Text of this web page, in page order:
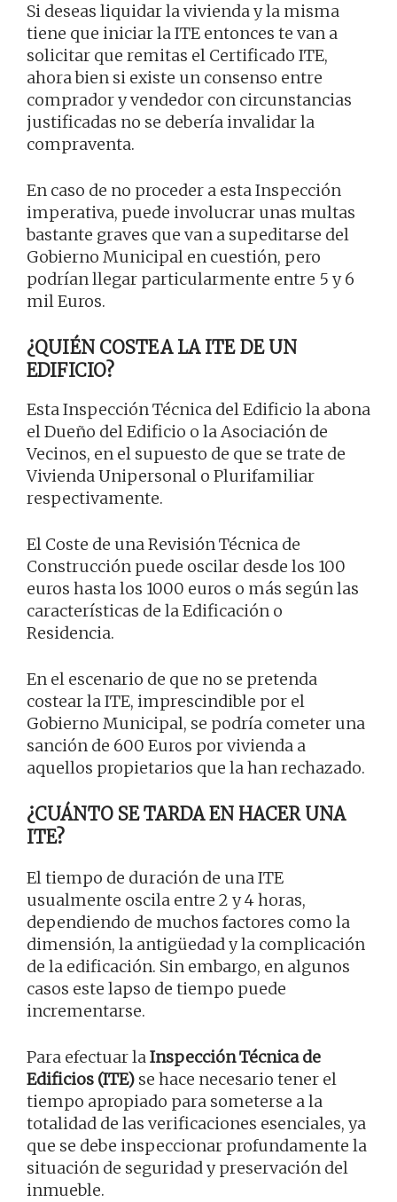
Si deseas liquidar la vivienda y la misma
tiene que iniciar la ITE entonces te van a
solicitar que remitas el Certificado ITE,
ahora bien si existe un consenso entre
comprador y vendedor con circunstancias
justificadas no se debería invalidar la
compraventa.
En caso de no proceder a esta Inspección
imperativa, puede involucrar unas multas
bastante graves que van a supeditarse del
Gobierno Municipal en cuestión, pero
podrían llegar particularmente entre 5 y 6
mil Euros.
¿QUIÉN COSTEA LA ITE DE UN
EDIFICIO?
Esta Inspección Técnica del Edificio la abona
el Dueño del Edificio o la Asociación de
Vecinos, en el supuesto de que se trate de
Vivienda Unipersonal o Plurifamiliar
respectivamente.
El Coste de una Revisión Técnica de
Construcción puede oscilar desde los 100
euros hasta los 1000 euros o más según las
características de la Edificación o
Residencia.
En el escenario de que no se pretenda
costear la ITE, imprescindible por el
Gobierno Municipal, se podría cometer una
sanción de 600 Euros por vivienda a
aquellos propietarios que la han rechazado.
¿CUÁNTO SE TARDA EN HACER UNA
ITE?
El tiempo de duración de una ITE
usualmente oscila entre 2 y 4 horas,
dependiendo de muchos factores como la
dimensión, la antigüedad y la complicación
de la edificación. Sin embargo, en algunos
casos este lapso de tiempo puede
incrementarse.
Para efectuar laInspección Técnica de
Edificios (ITE) se hace necesario tener el
tiempo apropiado para someterse a la
totalidad de las verificaciones esenciales, ya
que se debe inspeccionar profundamente la
situación de seguridad y preservación del
inmueble.